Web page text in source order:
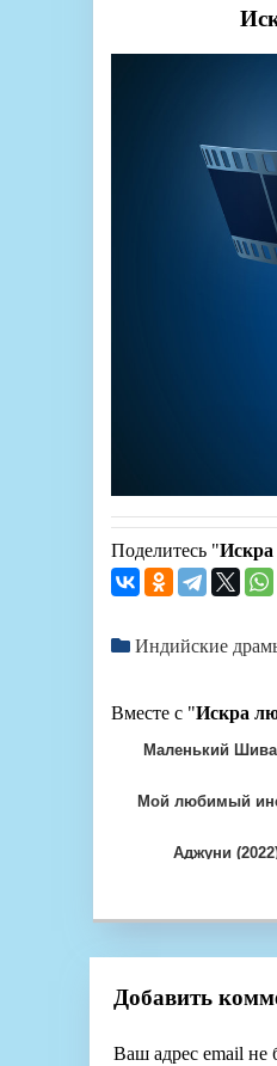
Поделитесь "Искра
Индийские
Вместе с "Искра
Маленький
Мой любимый
Аджуни
Добавить
Ваш адрес email не